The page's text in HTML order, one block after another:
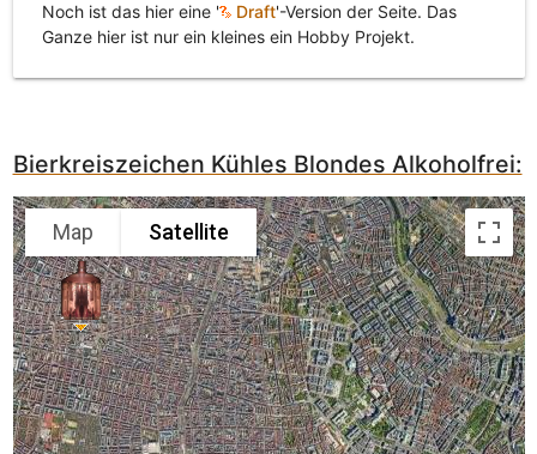
Noch ist das hier eine ' Draft'-Version der Seite. Das
Ganze hier ist nur ein kleines ein Hobby Projekt.
Bierkreiszeichen Kühles Blondes Alkoholfrei:
Map Satellite